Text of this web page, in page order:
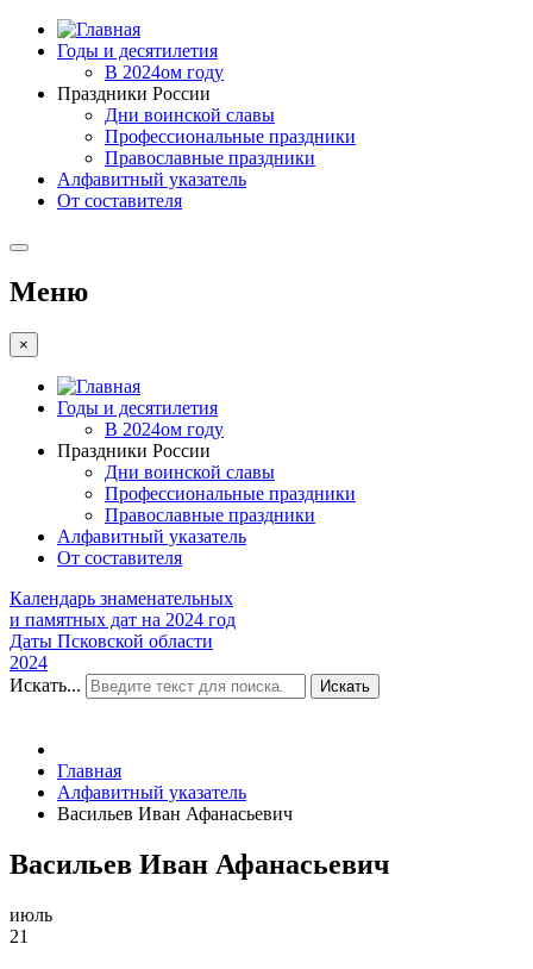
Годы и десятилетия
В 2024ом году
Праздники России
Дни воинской славы
Профессиональные праздники
Православные праздники
Алфавитный указатель
От составителя
Меню
×
Годы и десятилетия
В 2024ом году
Праздники России
Дни воинской славы
Профессиональные праздники
Православные праздники
Алфавитный указатель
От составителя
Календарь знаменательных
и памятных дат на 2024 год
Даты Псковской области
2024
Искать...
Искать
Главная
Алфавитный указатель
Васильев Иван Афанасьевич
Васильев Иван Афанасьевич
июль
21